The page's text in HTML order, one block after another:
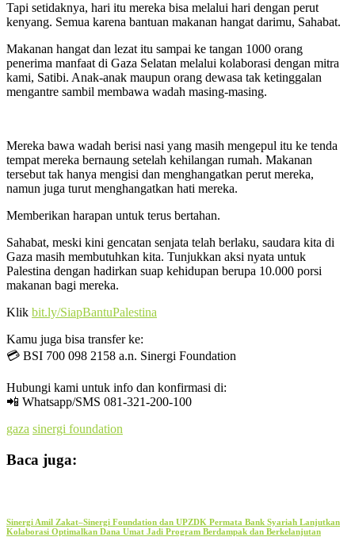
Tapi setidaknya, hari itu mereka bisa melalui hari dengan perut
kenyang. Semua karena bantuan makanan hangat darimu, Sahabat.
Makanan hangat dan lezat itu sampai ke tangan 1000 orang
penerima manfaat di Gaza Selatan melalui kolaborasi dengan mitra
kami, Satibi. Anak-anak maupun orang dewasa tak ketinggalan
mengantre sambil membawa wadah masing-masing.
Mereka bawa wadah berisi nasi yang masih mengepul itu ke tenda
tempat mereka bernaung setelah kehilangan rumah. Makanan
tersebut tak hanya mengisi dan menghangatkan perut mereka,
namun juga turut menghangatkan hati mereka.
Memberikan harapan untuk terus bertahan.
Sahabat, meski kini gencatan senjata telah berlaku, saudara kita di
Gaza masih membutuhkan kita. Tunjukkan aksi nyata untuk
Palestina dengan hadirkan suap kehidupan berupa 10.000 porsi
makanan bagi mereka.
Klik bit.ly/SiapBantuPalestina
Kamu juga bisa transfer ke:
💳 BSI 700 098 2158 a.n. Sinergi Foundation
Hubungi kami untuk info dan konfirmasi di:
📲 Whatsapp/SMS 081-321-200-100
gaza sinergi foundation
Baca juga:
Sinergi Amil Zakat–Sinergi Foundation dan UPZDK Permata Bank Syariah Lanjutkan
Kolaborasi Optimalkan Dana Umat Jadi Program Berdampak dan Berkelanjutan